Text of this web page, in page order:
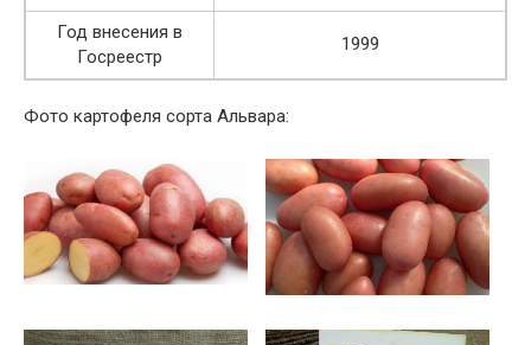
Год внесения в
Госреестр
1999
Фото картофеля сорта Альвара: